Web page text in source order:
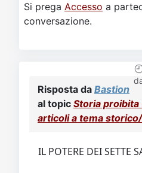
Si prega Accesso a
conversazione.
Risposta da Bastion
al topic Storia proibita
articoli a tema
IL POTERE DEI SETTE